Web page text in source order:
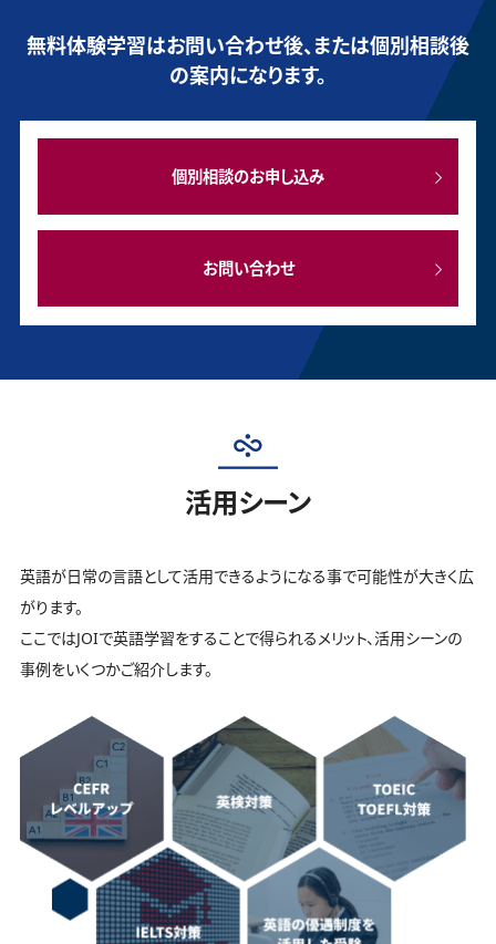
無料体験学習はお問い合わせ後、または個別相談後
の案内になります。
個別相談のお申し込み
お問い合わせ
活用シーン
英語が日常の言語として活用できるようになる事で可能性が大きく広
がります。
ここではJOIで英語学習をすることで得られるメリット、活用シーンの
事例をいくつかご紹介します。